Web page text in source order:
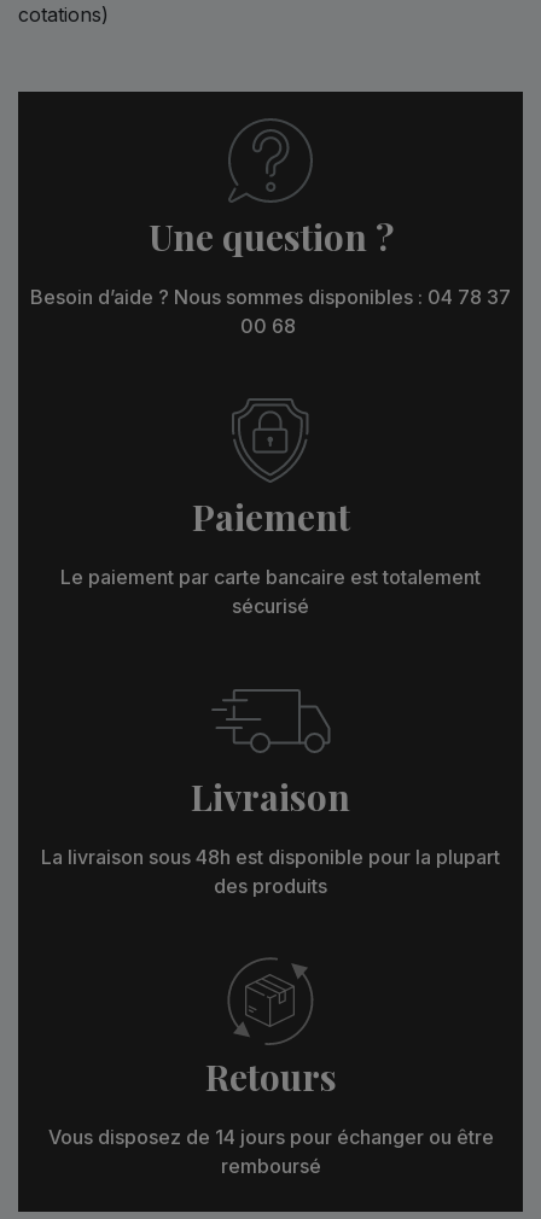
cotations)
Une question ?
Besoin d’aide ? Nous sommes disponibles : 04 78 37
00 68
Paiement
Le paiement par carte bancaire est totalement
sécurisé
Livraison
La livraison sous 48h est disponible pour la plupart
des produits
Retours
Vous disposez de 14 jours pour échanger ou être
remboursé